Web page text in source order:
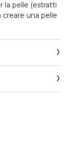
la pelle (estratti
una pelle